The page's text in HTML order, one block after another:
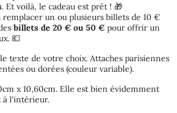
. Et voilà, le cadeau est prêt ! 🎁
remplacer un ou plusieurs billets de 10 €
billets de 20 € ou 50 € pour offrir un
💶
texte de votre choix. Attaches parisiennes
ou dorées (couleur variable).
x 10,60cm. Elle est bien évidemment
à l'intérieur.